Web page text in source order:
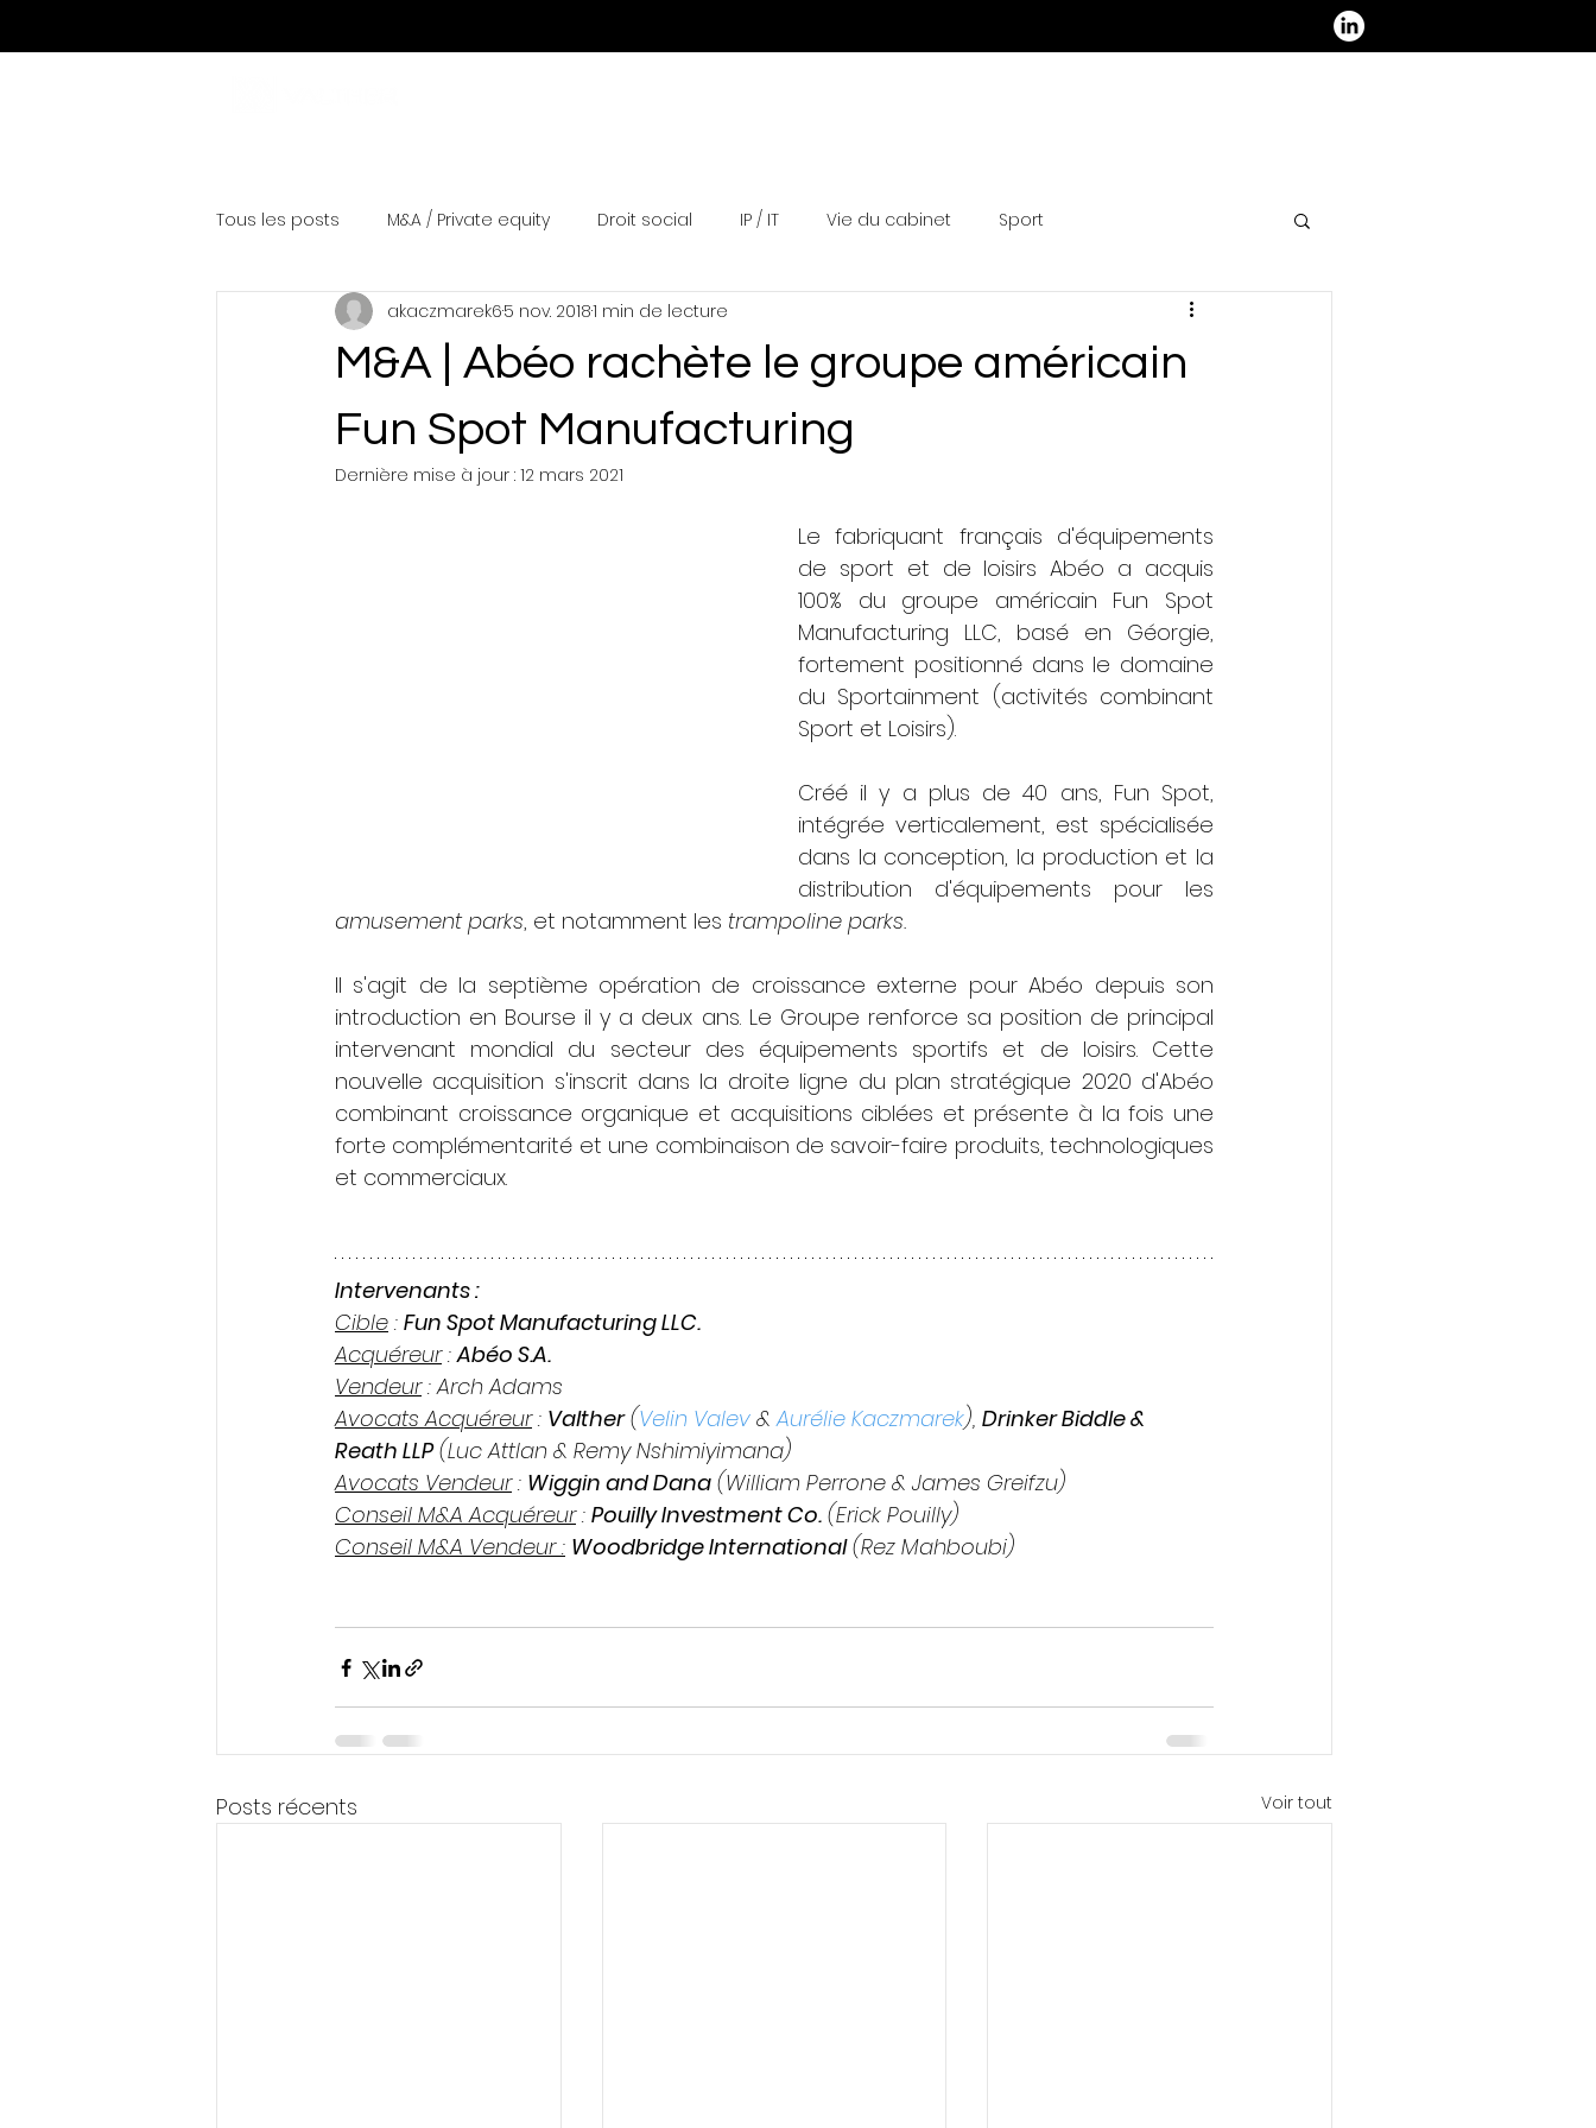
Tous les posts M&A / Private equity Droit social IP / IT Vie du cabinet Sport
M&A | Abéo rachète le groupe américain
Fun Spot Manufacturing
akaczmarek65 nov. 20181 min de lecture
Dernière mise à jour : 12 mars 2021
Le fabriquant français d'équipements
de sport et de loisirs Abéo a acquis
100% du groupe américain Fun Spot
Manufacturing LLC, basé en Géorgie,
fortement positionné dans le domaine
du Sportainment (activités combinant
Sport et Loisirs).
Créé il y a plus de 40 ans, Fun Spot,
intégrée verticalement, est spécialisée
dans la conception, la production et la
amusement parks, et notamment les trampoline parks.
Il s'agit de la septième opération de croissance externe pour Abéo depuis son
introduction en Bourse il y a deux ans. Le Groupe renforce sa position de principal
intervenant mondial du secteur des équipements sportifs et de loisirs. Cette
nouvelle acquisition s'inscrit dans la droite ligne du plan stratégique 2020 d'Abéo
combinant croissance organique et acquisitions ciblées et présente à la fois une
forte complémentarité et une combinaison de savoir-faire produits, technologiques
et commerciaux.
Intervenants :
Cible : Fun Spot Manufacturing LLC.
Acquéreur : Abéo S.A.
Vendeur : Arch Adams
Avocats Acquéreur : Valther (Velin Valev & Aurélie Kaczmarek), Drinker Biddle &
Reath LLP (Luc Attlan & Remy Nshimiyimana)
Avocats Vendeur : Wiggin and Dana (William Perrone & James Greifzu)
Conseil M&A Acquéreur : Pouilly Investment Co. (Erick Pouilly)
Conseil M&A Vendeur : Woodbridge International (Rez Mahboubi)
Posts récents Voir tout